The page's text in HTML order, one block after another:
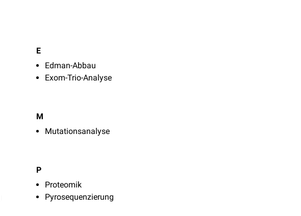
E
Edman-Abbau
Exom-Trio-Analyse
M
Mutationsanalyse
P
Proteomik
Pyrosequenzierung